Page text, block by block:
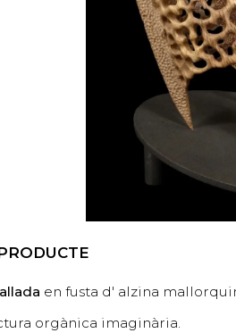
en fusta d' alzina
orgànica imaginària.